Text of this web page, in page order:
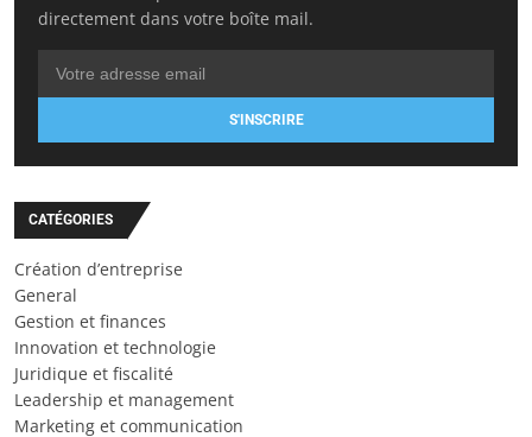
directement dans votre boîte mail.
S'INSCRIRE
CATÉGORIES
Création d’entreprise
General
Gestion et finances
Innovation et technologie
Juridique et fiscalité
Leadership et management
Marketing et communication